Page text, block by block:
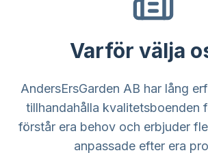
Varför välja
AndersErsGarden AB har lång
tillhandahålla kvalitetsboenden
förstår era behov och erbjuder
anpassade efter era